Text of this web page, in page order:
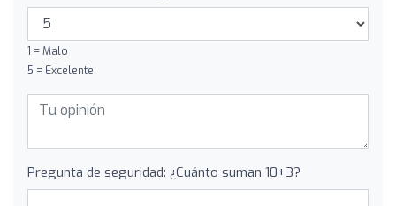
1 = Malo
5 = Excelente
Pregunta de seguridad: ¿Cuánto suman 10+3?